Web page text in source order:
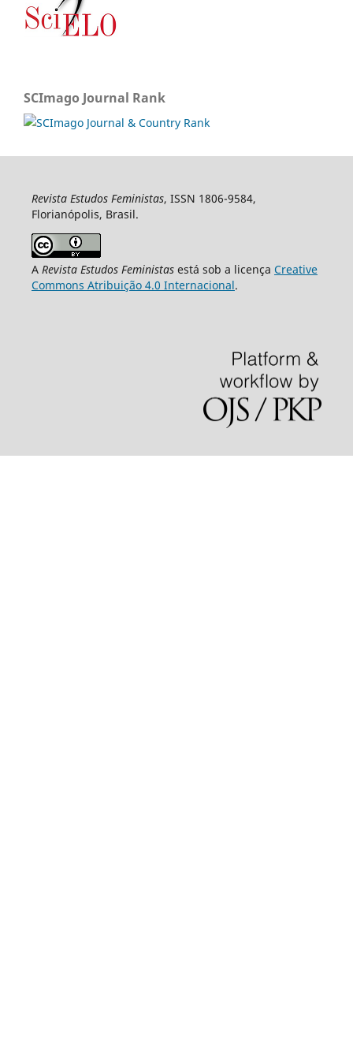
SCImago Journal Rank
Revista Estudos Feministas, ISSN 1806-9584,
Florianópolis, Brasil.
A Revista Estudos Feministasestá sob a licença Creative
Commons Atribuição 4.0 Internacional.